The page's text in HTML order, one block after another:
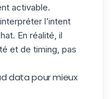
activable.
l’intent
En réalité, il
et de timing, pas
data pour mieux